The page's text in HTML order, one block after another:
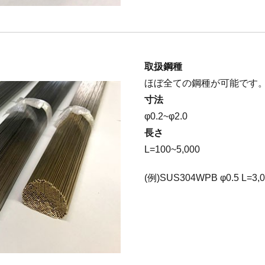
取扱鋼種
ほぼ全ての鋼種が可能です。
寸法
φ0.2~φ2.0
長さ
L=100~5,000
(例)SUS304WPB φ0.5